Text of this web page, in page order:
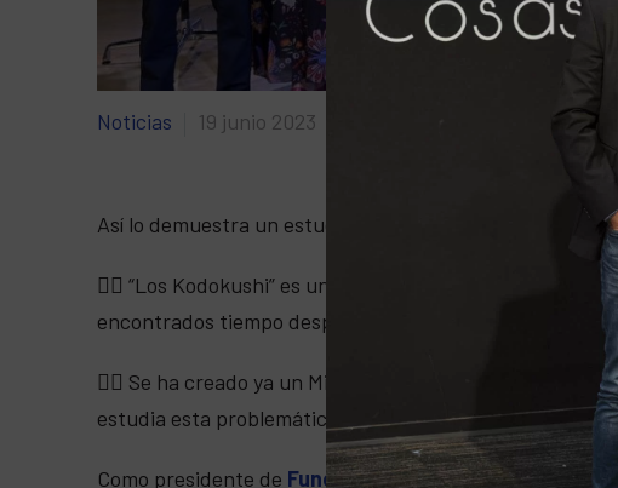
Noticias 19 junio 2023
Así lo demuestra un estudio vigente e iniciado en
👉🏼 “Los Kodokushi” es un término que nació en Japón
encontrados tiempo después.
👉🏼 Se ha creado ya un Ministerio de la Soledad, es
estudia esta problemática actual.
Como presidente de Fundación Alaresha sido un